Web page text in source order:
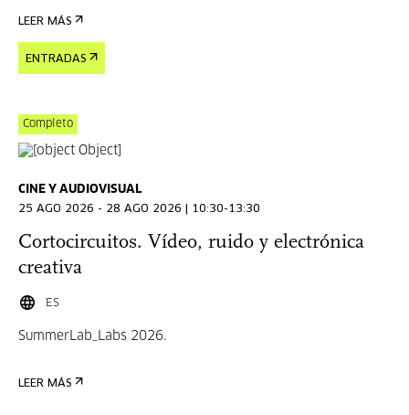
LEER MÁS
ENTRADAS
Completo
CINE Y AUDIOVISUAL
25 AGO 2026 - 28 AGO 2026 | 10:30-13:30
Cortocircuitos. Vídeo, ruido y electrónica
creativa
ES
SummerLab_Labs 2026.
LEER MÁS